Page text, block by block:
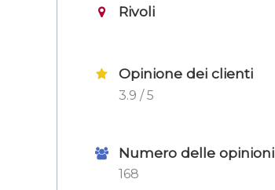
Rivoli
Opinione dei clienti
3.9 / 5
Numero delle opinioni
168